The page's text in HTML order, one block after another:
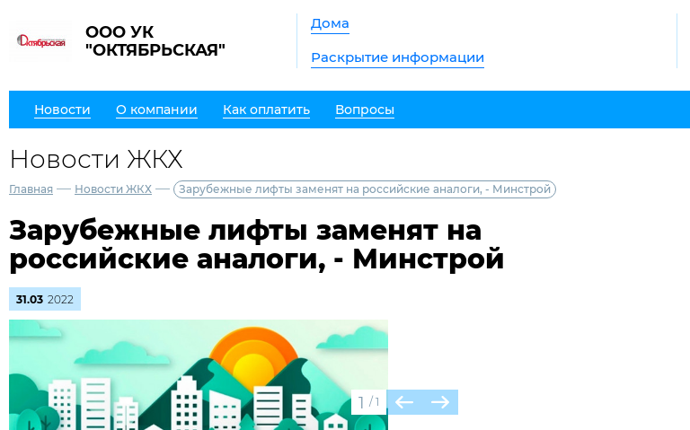
ООО УК
"ОКТЯБРЬСКАЯ"
Дома
Раскрытие информации
Новости О компании Как оплатить Вопросы
Новости ЖКХ
Главная — Новости ЖКХ — Зарубежные лифты заменят на российские аналоги, - Минстрой
Зарубежные лифты заменят на
российские аналоги, - Минстрой
31.03 2022
1 / 1